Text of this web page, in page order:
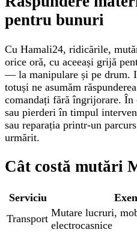
pentru bunuri
Cu Hamali24, ridicările,
orice oră, cu aceeași grijă
— la manipulare și pe drum.
totuși ne asumăm
comandați fără îngrijorare.
sau pierderi în timpul
sau reparația printr-un
urmărit.
Cât costă mutări
Serviciu
Transport Mutare lucruri,
electrocasnice